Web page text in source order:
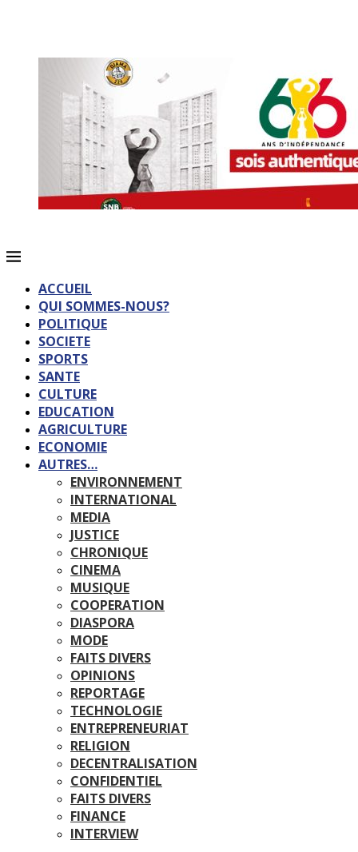
ACCUEIL
QUI SOMMES-NOUS?
POLITIQUE
SOCIETE
SPORTS
SANTE
CULTURE
EDUCATION
AGRICULTURE
ECONOMIE
AUTRES…
ENVIRONNEMENT
INTERNATIONAL
MEDIA
JUSTICE
CHRONIQUE
CINEMA
MUSIQUE
COOPERATION
DIASPORA
MODE
FAITS DIVERS
OPINIONS
REPORTAGE
TECHNOLOGIE
ENTREPRENEURIAT
RELIGION
DECENTRALISATION
CONFIDENTIEL
FAITS DIVERS
FINANCE
INTERVIEW